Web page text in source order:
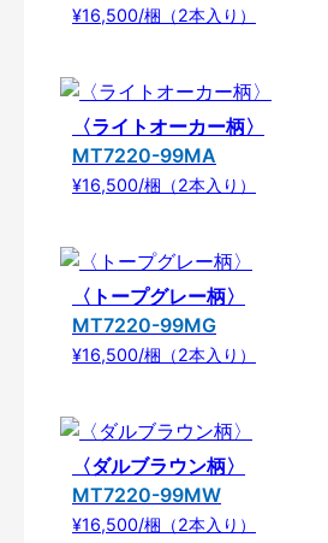
¥16,500/梱（2本入り）
〈ライトオーカー柄〉
MT7220-99MA
¥16,500/梱（2本入り）
〈トープグレー柄〉
MT7220-99MG
¥16,500/梱（2本入り）
〈ダルブラウン柄〉
MT7220-99MW
¥16,500/梱（2本入り）